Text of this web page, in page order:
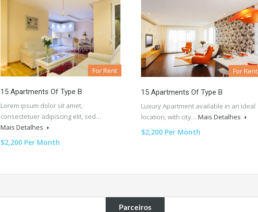
For Rent
15 Apartments Of Type B
Lorem ipsum dolor sit amet,
consectetuer adipiscing elit, sed…
Mais Detalhes
$2,200 Per Month
For Rent
15 Apartments Of Type B
Luxury Apartment available in an ideal
location, with city… Mais Detalhes
$2,200 Per Month
Parceiros